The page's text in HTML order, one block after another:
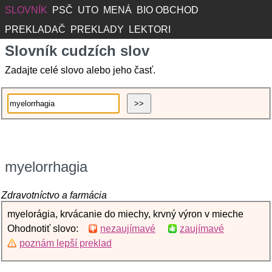
SLOVNÍK PSČ UTO MENÁ
BIO OBCHOD
PREKLADAČ
PREKLADY LEKTORI
Slovník cudzích slov
Zadajte celé slovo alebo jeho časť.
myelorrhagia
Zdravotníctvo a farmácia
myelorágia, krvácanie do miechy, krvný výron v mieche
Ohodnotiť slovo:
nezaujímavé
zaujímavé
poznám lepší preklad